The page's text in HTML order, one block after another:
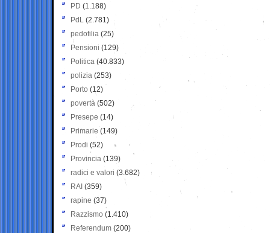
PD (1.188)
PdL (2.781)
pedofilia (25)
Pensioni (129)
Politica (40.833)
polizia (253)
Porto (12)
povertà (502)
Presepe (14)
Primarie (149)
Prodi (52)
Provincia (139)
radici e valori (3.682)
RAI (359)
rapine (37)
Razzismo (1.410)
Referendum (200)